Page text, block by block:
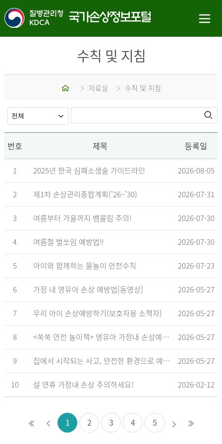
수칙 및 지침
자료실 수칙 및 지침
번호 제목 등록일
1 2025년 한국 심폐소생술 가이드라인 2026-08-05
2 제1차 손상관리종합계획('26~'30) 2026-07-31
3 여름부터 가을까지 뱀물림 주의! 2026-07-30
4 여름철 벌쏘임 예방법!! 2026-07-30
5 아이와 함께하는 물놀이 안전수칙 2026-07-23
6 가정 내 영유아 손상 예방법[동영상] 2026-05-27
7 우리 아이 손상예방하기(보호자용 소책자) 2026-05-27
8 <쑥쑥 안전 놀이책> 영유아 가정내 손상예방_영유아 놀이형 교육 교재 2026-05-27
9 집에서 시작되는 사고, 안전한 환경으로 예방해요 2026-05-27
10 설 연휴 가정내 손상 주의하세요! 2026-02-12
1 2 3 4 5